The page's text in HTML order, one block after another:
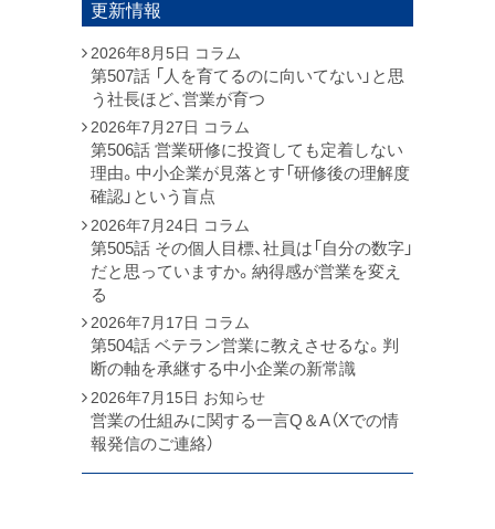
更新情報
2026年8月5日 コラム
第507話 「人を育てるのに向いてない」と思
う社長ほど、営業が育つ
2026年7月27日 コラム
第506話 営業研修に投資しても定着しない
理由。中小企業が見落とす「研修後の理解度
確認」という盲点
2026年7月24日 コラム
第505話 その個人目標、社員は「自分の数字」
だと思っていますか。納得感が営業を変え
る
2026年7月17日 コラム
第504話 ベテラン営業に教えさせるな。判
断の軸を承継する中小企業の新常識
2026年7月15日 お知らせ
営業の仕組みに関する一言Q＆A（Xでの情
報発信のご連絡）